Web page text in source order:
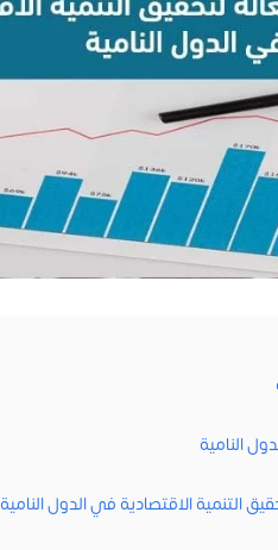
النامية
التنمية الاقتصادية في الدول النامية